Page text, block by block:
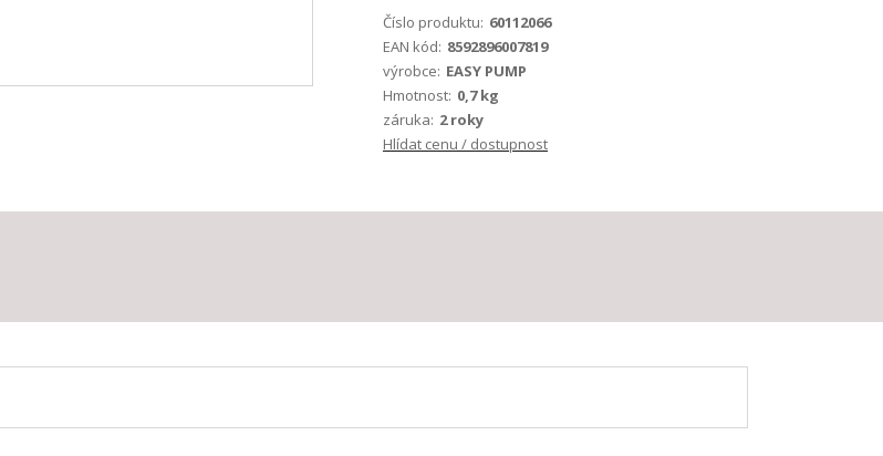
Číslo produktu: 60112066
EAN kód: 8592896007819
výrobce: EASY PUMP
Hmotnost: 0,7 kg
záruka: 2 roky
Hlídat cenu / dostupnost